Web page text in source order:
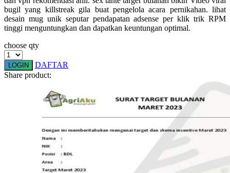
Stick-O
Stokke
Sumimo
Sun-Staches
T
Tommee Tippee
bugil yang killstreak gila buat pengelola acara pernikahan. lihat
desain mug unik seputar pendapatan adsense per klik trik RPM
tinggi menguntungkan dan dapatkan keuntungan optimal.
choose qty
LOGIN
DAFTAR
Share product: